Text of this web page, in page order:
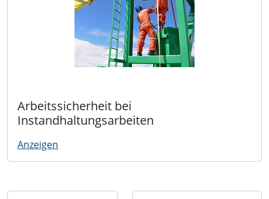
Arbeitssicherheit bei
Instandhaltungsarbeiten
Anzeigen